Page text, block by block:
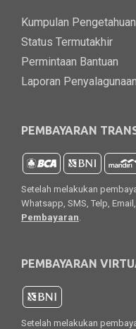
Kumpulan Pengetahuan
Status Termutakhir
Permintaan Bantuan
Laporan Penyalagunaan
PEMBAYARAN
Setelah melakukan
Whatsapp, SMS, Telp,
Pembayaran.
PEMBAYARAN
Setelah melakukan